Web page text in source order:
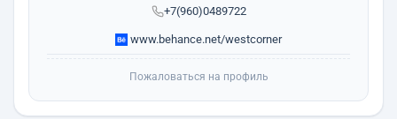
+7(960)0489722
www.behance.net/westcorner
Пожаловаться на профиль